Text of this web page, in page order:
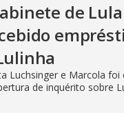
de Lula
Luchsinger e Marcola foi
de inquérito sobre